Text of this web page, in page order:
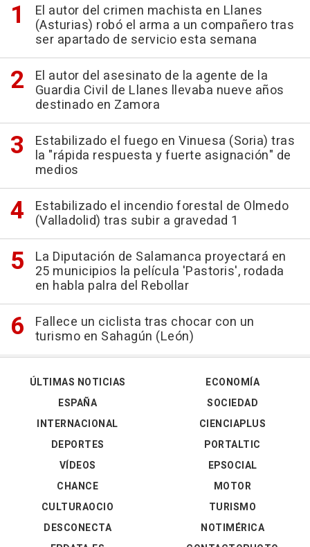
El autor del crimen machista en Llanes
(Asturias) robó el arma a un compañero tras
ser apartado de servicio esta semana
El autor del asesinato de la agente de la
Guardia Civil de Llanes llevaba nueve años
destinado en Zamora
Estabilizado el fuego en Vinuesa (Soria) tras
la "rápida respuesta y fuerte asignación" de
medios
Estabilizado el incendio forestal de Olmedo
(Valladolid) tras subir a gravedad 1
La Diputación de Salamanca proyectará en
25 municipios la película 'Pastoris', rodada
en habla palra del Rebollar
Fallece un ciclista tras chocar con un
turismo en Sahagún (León)
ÚLTIMAS NOTICIAS
ESPAÑA
INTERNACIONAL
DEPORTES
VÍDEOS
ECONOMÍA
SOCIEDAD
CIENCIAPLUS
PORTALTIC
EPSOCIAL
CHANCE
CULTURAOCIO
DESCONECTA
MOTOR
TURISMO
NOTIMÉRICA